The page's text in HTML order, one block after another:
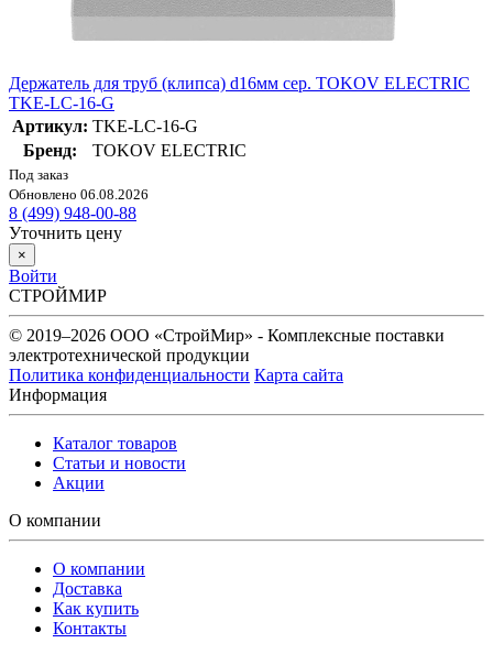
Держатель для труб (клипса) d16мм сер. TOKOV ELECTRIC
TKE-LC-16-G
Артикул: TKE-LC-16-G
Бренд:
TOKOV ELECTRIC
Под заказ
Обновлено 06.08.2026
8 (499) 948-00-88
Уточнить цену
×
Войти
СТРОЙМИР
© 2019–2026 ООО «СтройМир» - Комплексные поставки
электротехнической продукции
Политика конфиденциальности Карта сайта
Информация
Каталог товаров
Статьи и новости
Акции
О компании
О компании
Доставка
Как купить
Контакты